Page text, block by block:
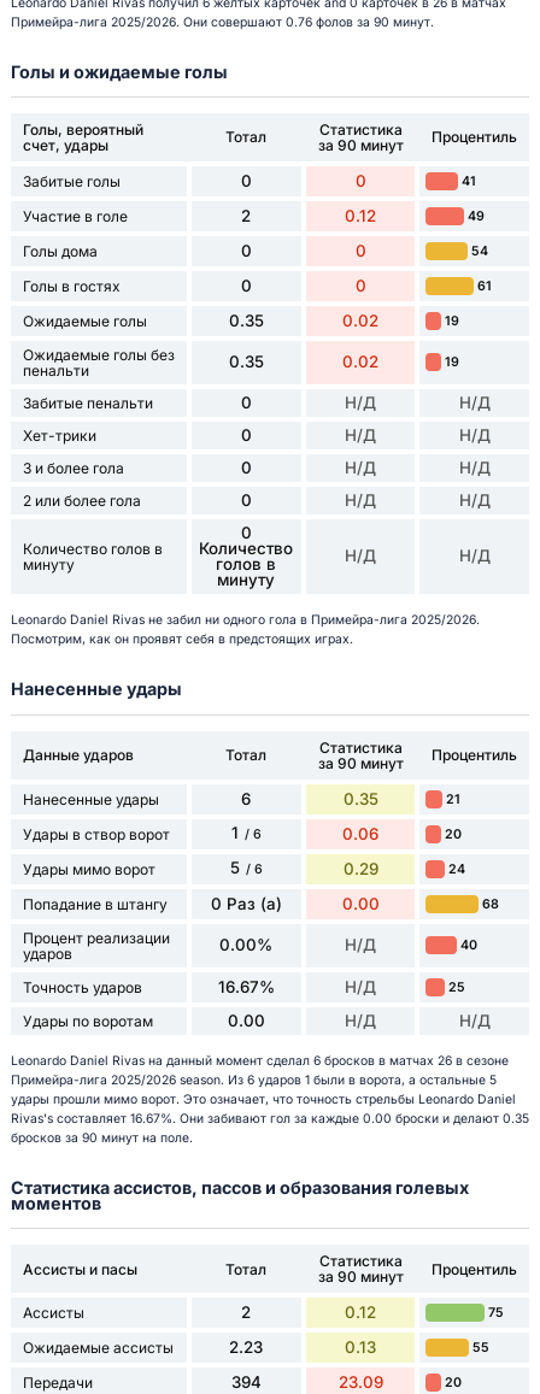
Примейра-лига 2025/2026. Они совершают 0.76 фолов за 90 минут.
Голы и ожидаемые голы
Голы, вероятный
счет, удары
Тотал
Статистика
за 90 минут
Процентиль
Забитые голы 0 0 41
Участие в голе 2 0.12 49
Голы дома 0 0 54
Голы в гостях 0 0 61
Ожидаемые голы 0.35 0.02 19
Ожидаемые голы без
пенальти
0.35 0.02 19
Забитые пенальти 0 Н/Д Н/Д
Хет-трики 0 Н/Д Н/Д
3 и более гола 0 Н/Д Н/Д
2 или более гола 0 Н/Д Н/Д
Количество голов в
минуту
0
Количество
голов в
минуту
Н/Д Н/Д
Leonardo Daniel Rivas не забил ни одного гола в Примейра-лига 2025/2026.
Посмотрим, как он проявят себя в предстоящих играх.
Нанесенные удары
Данные ударов Тотал
Статистика
за 90 минут
Процентиль
Нанесенные удары 6 0.35 21
Удары в створ ворот 1 / 6 0.06 20
Удары мимо ворот 5 / 6 0.29 24
Попадание в штангу 0 Раз (а) 0.00 68
Процент реализации
ударов
0.00% Н/Д 40
Точность ударов 16.67% Н/Д 25
Удары по воротам 0.00 Н/Д Н/Д
Leonardo Daniel Rivas на данный момент сделал 6 бросков в матчах 26 в сезоне
Примейра-лига 2025/2026 season. Из 6 ударов 1 были в ворота, а остальные 5
удары прошли мимо ворот. Это означает, что точность стрельбы Leonardo Daniel
Rivas's составляет 16.67%. Они забивают гол за каждые 0.00 броски и делают 0.35
бросков за 90 минут на поле.
Статистика ассистов, пассов и образования голевых
моментов
Ассисты и пасы Тотал
Статистика
за 90 минут
Процентиль
Ассисты 2 0.12 75
Ожидаемые ассисты 2.23 0.13 55
Передачи 394 23.09 20